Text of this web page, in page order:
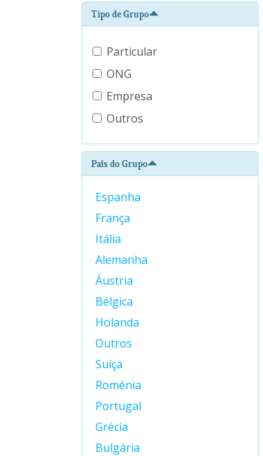
Tipo de Grupo
Particular
ONG
Empresa
Outros
País do Grupo
Espanha
França
Itália
Alemanha
Áustria
Bélgica
Holanda
Outros
Suíça
Roménia
Portugal
Grécia
Bulgária